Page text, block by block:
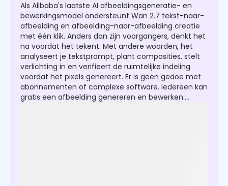
Als Alibaba's laatste AI afbeeldingsgeneratie- en
bewerkingsmodel ondersteunt Wan 2.7 tekst-naar-
afbeelding en afbeelding-naar-afbeelding creatie
met één klik. Anders dan zijn voorgangers, denkt het
na voordat het tekent. Met andere woorden, het
analyseert je tekstprompt, plant composities, stelt
verlichting in en verifieert de ruimtelijke indeling
voordat het pixels genereert. Er is geen gedoe met
abonnementen of complexe software. Iedereen kan
gratis een afbeelding genereren en bewerken.